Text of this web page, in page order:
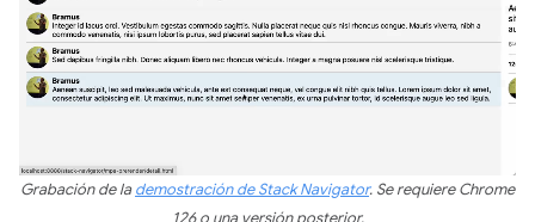
Grabación de lademostración de Stack Navigator. Se requiere Chrome